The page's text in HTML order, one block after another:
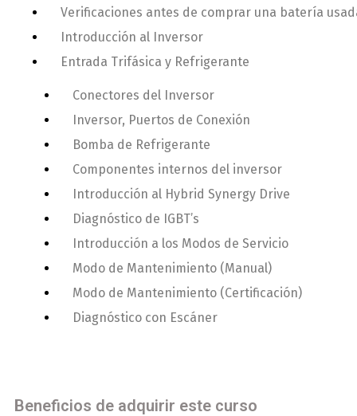
Verificaciones antes de comprar una batería
Introducción al Inversor
Entrada Trifásica y Refrigerante
Conectores del Inversor
Inversor, Puertos de Conexión
Bomba de Refrigerante
Componentes internos del inversor
Introducción al Hybrid Synergy Drive
Diagnóstico de IGBT’s
Introducción a los Modos de Servicio
Modo de Mantenimiento (Manual)
Modo de Mantenimiento (Certificación)
Diagnóstico con Escáner
Beneficios de adquirir este curso